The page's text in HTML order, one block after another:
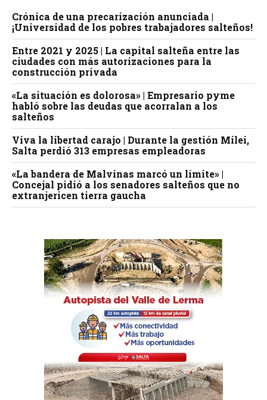
Crónica de una precarización anunciada |
¡Universidad de los pobres trabajadores salteños!
Entre 2021 y 2025 | La capital salteña entre las
ciudades con más autorizaciones para la
construcción privada
«La situación es dolorosa» | Empresario pyme
habló sobre las deudas que acorralan a los
salteños
Viva la libertad carajo | Durante la gestión Milei,
Salta perdió 313 empresas empleadoras
«La bandera de Malvinas marcó un límite» |
Concejal pidió a los senadores salteños que no
extranjericen tierra gaucha